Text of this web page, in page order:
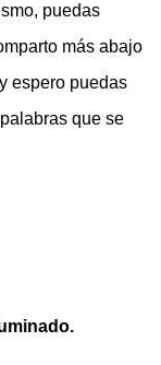
puedas
más abajo
espero puedas
que se